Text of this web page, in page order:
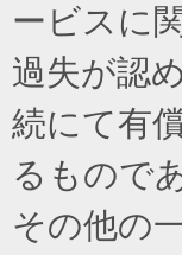
ービスに
過失が認
続にて有
るもので
その他の